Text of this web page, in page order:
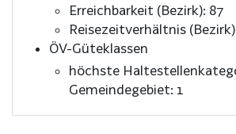
Erreichbarkeit (Bezirk): 87
Reisezeitverhältnis
ÖV-Güteklassen
höchste
Gemeindegebiet: 1